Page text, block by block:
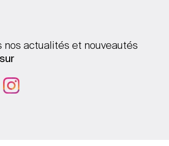
nos actualités et nouveautés